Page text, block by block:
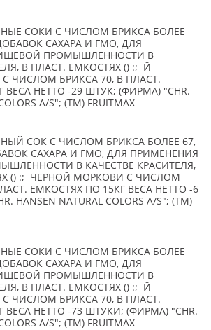
СОКИ С ЧИСЛОМ БРИКСА БОЛЕЕ
САХАРА И ГМО, ДЛЯ
ПРОМЫШЛЕННОСТИ В
В ПЛАСТ. ЕМКОСТЯХ () :; Й
ЧИСЛОМ БРИКСА 70, В ПЛАСТ.
ВЕСА НЕТТО -29 ШТУК; (ФИРМА) "CHR.
A/S"; (TM) FRUITMAX
СОК С ЧИСЛОМ БРИКСА БОЛЕЕ 67,
САХАРА И ГМО, ДЛЯ ПРИМЕНЕНИЯ
В КАЧЕСТВЕ КРАСИТЕЛЯ,
() :; ЧЕРНОЙ МОРКОВИ С ЧИСЛОМ
ЕМКОСТЯХ ПО 15КГ ВЕСА НЕТТО -6
HANSEN NATURAL COLORS A/S"; (TM)
СОКИ С ЧИСЛОМ БРИКСА БОЛЕЕ
САХАРА И ГМО, ДЛЯ
ПРОМЫШЛЕННОСТИ В
В ПЛАСТ. ЕМКОСТЯХ () :; Й
ЧИСЛОМ БРИКСА 70, В ПЛАСТ.
ВЕСА НЕТТО -73 ШТУКИ; (ФИРМА) "CHR.
A/S"; (TM) FRUITMAX